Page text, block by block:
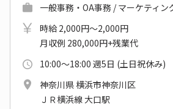
一般事務・OA事務 / マーケティン
時給 2,000円～2,000円
月収例 280,000円+残業代
10:00～18:00 週5日 (土日祝休み)
神奈川県 横浜市神奈川区
ＪＲ横浜線 大口駅